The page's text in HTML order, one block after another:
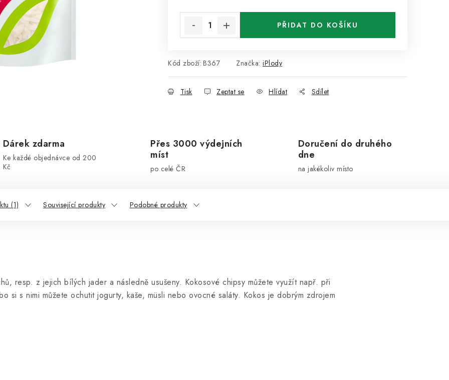
PŘIDAT DO KOŠÍKU
Kód zboží: B367 Značka: iPlody
Tisk Zeptat se Hlídat Sdílet
Dárek zdarma
Ke každé objednávce od 200
Kč
Přes 3000 výdejních
míst
po celé ČR
Doručení do druhého
dne
na jakékoliv místo
(1) Související produkty Podobné produkty
resp. z jejich bílých jader a následně usušeny. Kokosové chipsy můžete využít např. při
si s nimi můžete ochutit jogurty, kaše, müsli nebo ovocné saláty. Kokos je dobrým zdrojem